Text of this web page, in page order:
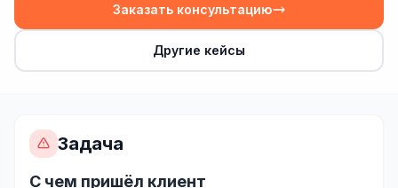
Wildberries реклама
Заказать консультацию
Другие кейсы
Задача
С чем пришёл клиент